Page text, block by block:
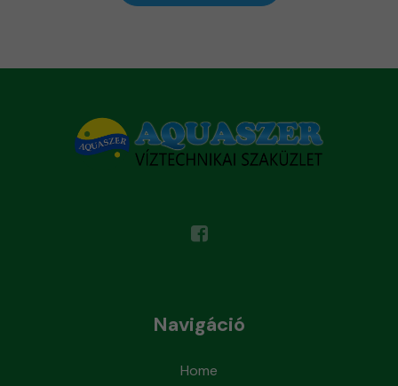
Navigáció
Home